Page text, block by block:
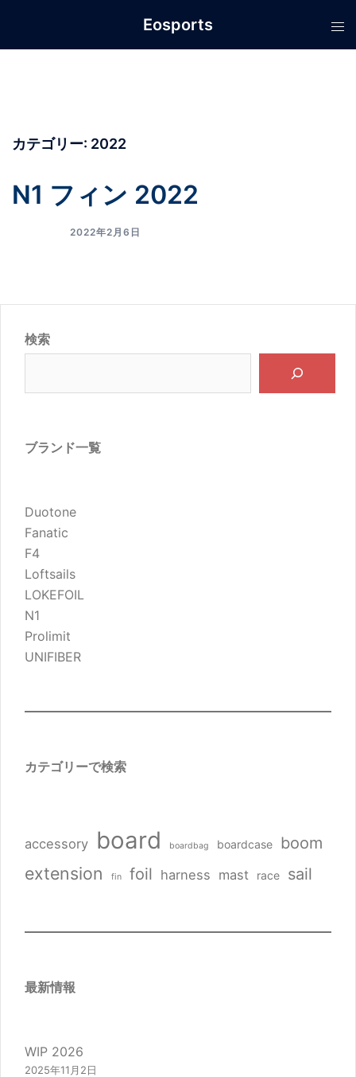
テ
Eosports
カテゴリー: 2022
N1 フィン 2022
2022年2月6日
検索
ブランド一覧
Duotone
Fanatic
F4
Loftsails
LOKEFOIL
N1
Prolimit
UNIFIBER
カテゴリーで検索
accessory board boardbag boardcase boom
extension fin foil harness mast race sail
最新情報
WIP 2026
2025年11月2日